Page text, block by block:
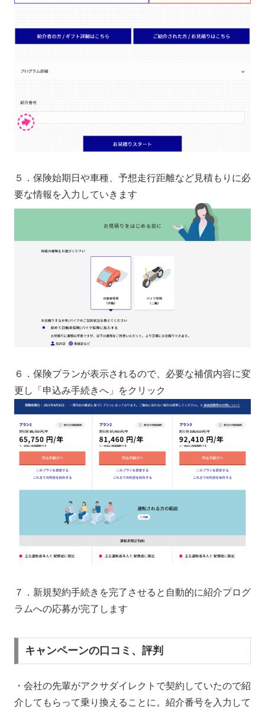
５．保険始期日や車種、予想走行距離など見積もりに必
要な情報を入力していきます
６．保険プランが表示されるので、必要な補償内容に変
更し「申込み手続きへ」をクリック
７．新規契約手続きを完了させると自動的に紹介プログ
ラムへの応募が完了します
キャンペーンの口コミ、評判
・会社の先輩がアクサダイレクトで契約していたので紹
介してもらって乗り換えることに。紹介番号を入力して